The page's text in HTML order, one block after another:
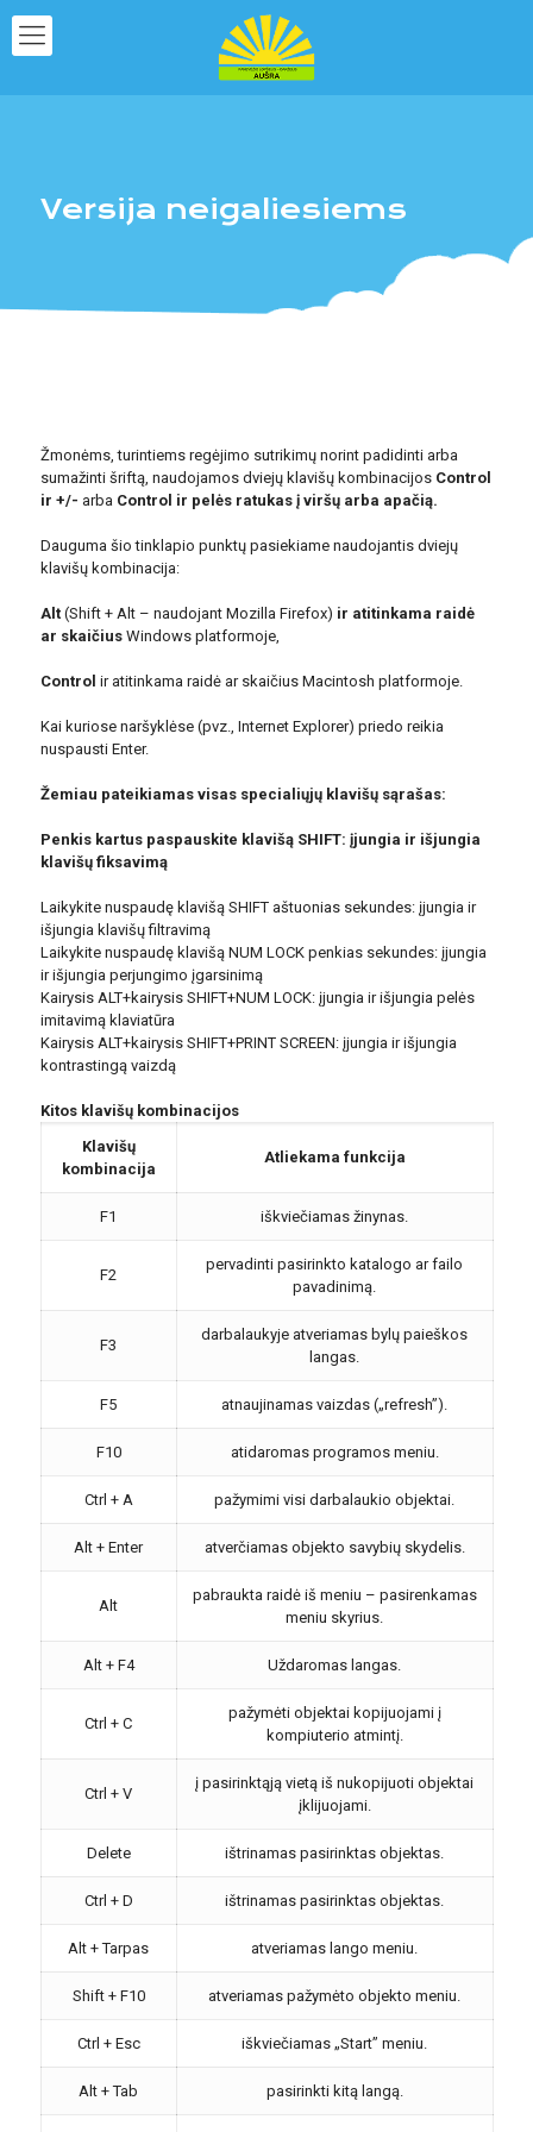
Versija neigaliesiems
Žmonėms, turintiems regėjimo sutrikimų norint padidinti arba
sumažinti šriftą, naudojamos dviejų klavišų kombinacijos Control
ir +/- arba Control ir pelės ratukas į viršų arba apačią.
Dauguma šio tinklapio punktų pasiekiame naudojantis dviejų
klavišų kombinacija:
Alt(Shift + Alt – naudojant Mozilla Firefox) ir atitinkama raidė
ar skaičiusWindows platformoje,
Control ir atitinkama raidė ar skaičius Macintosh platformoje.
Kai kuriose naršyklėse (pvz., Internet Explorer) priedo reikia
nuspausti Enter.
Žemiau pateikiamas visas specialiųjų klavišų sąrašas:
Penkis kartus paspauskite klavišą SHIFT: įjungia ir išjungia
klavišų fiksavimą
Laikykite nuspaudę klavišą SHIFT aštuonias sekundes: įjungia ir
išjungia klavišų filtravimą
Laikykite nuspaudę klavišą NUM LOCK penkias sekundes: įjungia
ir išjungia perjungimo įgarsinimą
Kairysis ALT+kairysis SHIFT+NUM LOCK: įjungia ir išjungia pelės
imitavimą klaviatūra
Kairysis ALT+kairysis SHIFT+PRINT SCREEN: įjungia ir išjungia
kontrastingą vaizdą
Kitos klavišų kombinacijos
Klavišų
kombinacija
Atliekama funkcija
F1 iškviečiamas žinynas.
F2
pervadinti pasirinkto katalogo ar failo
pavadinimą.
F3
darbalaukyje atveriamas bylų paieškos
langas.
F5 atnaujinamas vaizdas („refresh”).
F10 atidaromas programos meniu.
Ctrl + A pažymimi visi darbalaukio objektai.
Alt + Enter atverčiamas objekto savybių skydelis.
Alt
pabraukta raidė iš meniu – pasirenkamas
meniu skyrius.
Alt + F4 Uždaromas langas.
Ctrl + C
pažymėti objektai kopijuojami į
kompiuterio atmintį.
Ctrl + V
į pasirinktąją vietą iš nukopijuoti objektai
įklijuojami.
Delete ištrinamas pasirinktas objektas.
Ctrl + D ištrinamas pasirinktas objektas.
Alt + Tarpas atveriamas lango meniu.
Shift + F10 atveriamas pažymėto objekto meniu.
Ctrl + Esc iškviečiamas „Start” meniu.
Alt + Tab pasirinkti kitą langą.